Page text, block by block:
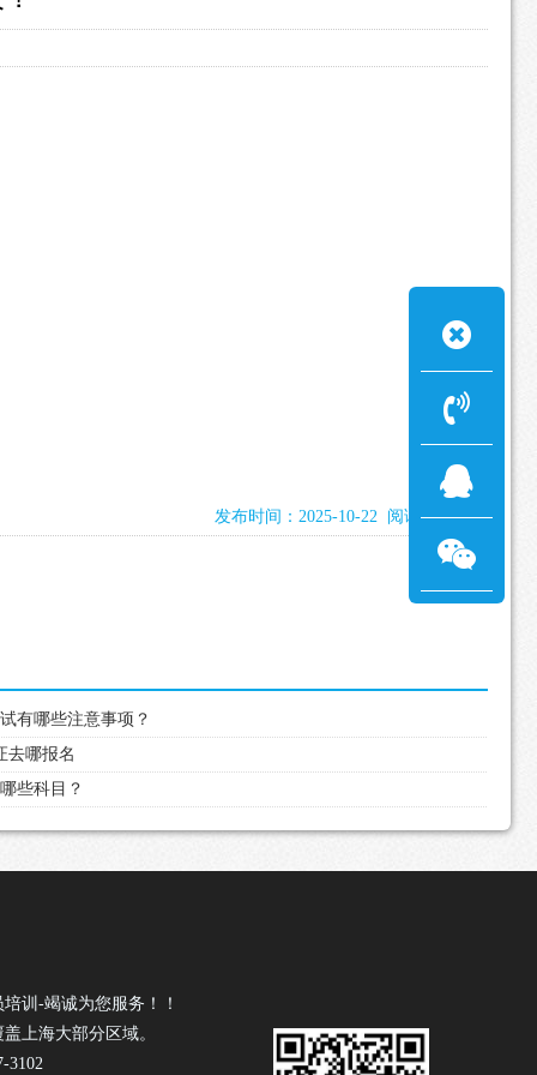
发布时间：2025-10-22 阅读：1015次
有哪些注意事项？
去哪报名
些科目？
训-竭诚为您服务！！
上海大部分区域。
3102